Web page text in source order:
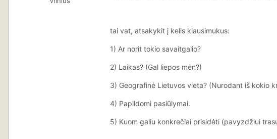
tai vat, atsakykit į kelis klausimukus:
1) Ar norit tokio savaitgalio?
2) Laikas? (Gal liepos mėn?)
3) Geografinė Lietuvos vieta? (Nurodant iš kokio
4) Papildomi pasiūlymai.
5) Kuom galiu konkrečiai prisidėti (pavyzdžiui